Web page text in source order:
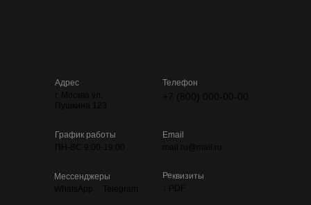
Адрес
График работы
Мессенджеры
Телефон
Email
Реквизиты